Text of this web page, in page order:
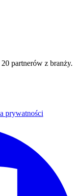
partnerów z branży.
prywatności